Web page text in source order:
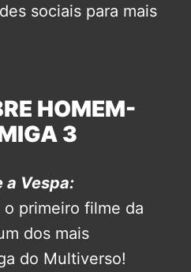
sociais para mais
HOMEM-
3
a Vespa:
o primeiro filme da
dos mais
do Multiverso!